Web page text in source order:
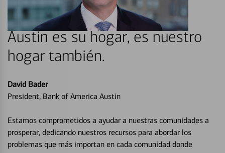
Austin es su hogar, es nuestro
hogar también.
David Bader
President, Bank of America Austin
Estamos comprometidos a ayudar a nuestras comunidades a
prosperar, dedicando nuestros recursos para abordar los
problemas que más importan en cada comunidad donde